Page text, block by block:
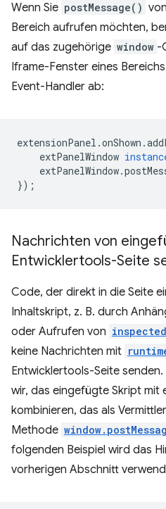
Wenn Sie postMessage()
Bereich aufrufen möchten,
auf das zugehörige window -
Iframe-Fenster eines
Event-Handler ab:
extensionPanel .onShown .
extPanelWindow
extPanelWindow.
});
Nachrichten von
Entwicklertools-Seite
Code, der direkt in die Seite
Inhaltskript, z. B. durch
oder Aufrufen von
keine Nachrichten mit
Entwicklertools-Seite
wir, das eingefügte Skript mit
kombinieren, das als
Methode
folgenden Beispiel wird das
vorherigen Abschnitt